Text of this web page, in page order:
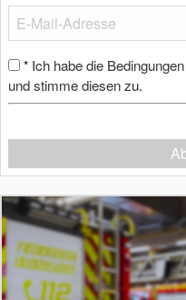
* Ich habe die
und stimme diesen zu.